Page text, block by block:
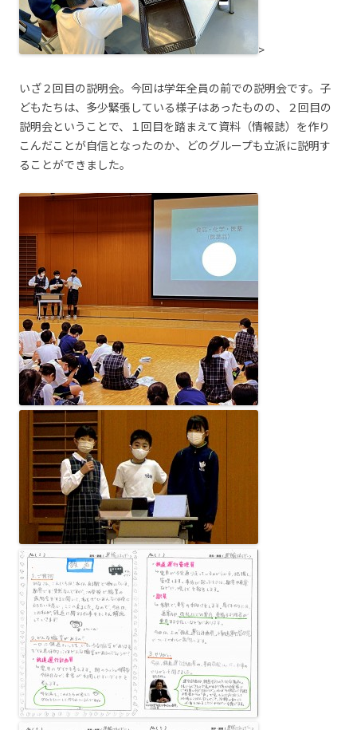
>
いざ２回目の説明会。今回は学年全員の前での説明会です。子
どもたちは、多少緊張している様子はあったものの、２回目の
説明会ということで、１回目を踏まえて資料（情報誌）を作り
こんだことが自信となったのか、どのグループも立派に説明す
ることができました。